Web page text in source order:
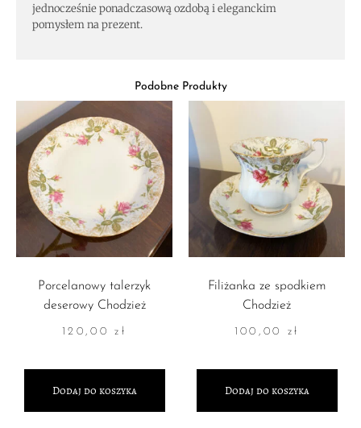
jednocześnie ponadczasową ozdobą i eleganckim
pomysłem na prezent.
Podobne Produkty
Porcelanowy talerzyk
deserowy Chodzież
120,00zł
Dodaj do koszyka
Filiżanka ze spodkiem
Chodzież
100,00 zł
Dodaj do koszyka